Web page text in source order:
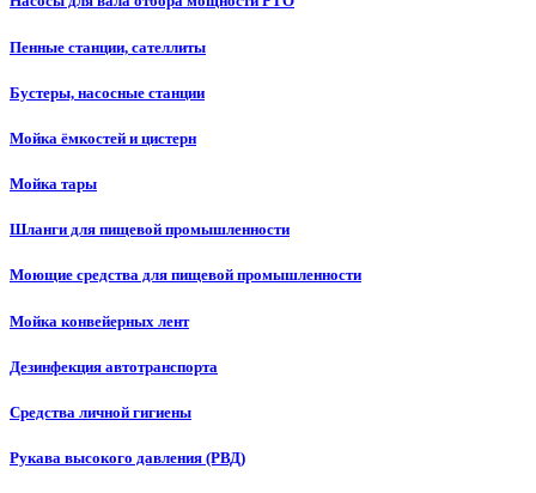
Пенные станции, сателлиты
Бустеры, насосные станции
Мойка ёмкостей и цистерн
Мойка тары
Шланги для пищевой промышленности
Моющие средства для пищевой промышленности
Мойка конвейерных лент
Дезинфекция автотранспорта
Средства личной гигиены
Рукава высокого давления (РВД)